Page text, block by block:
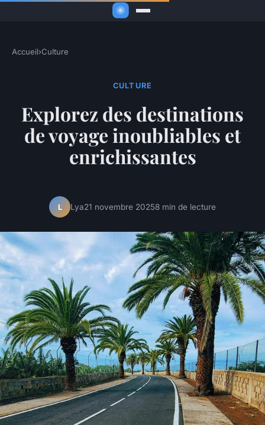
Accueil›Culture
CULTURE
Explorez des destinations
de voyage inoubliables et
enrichissantes
L Lya21 novembre 20258 min de lecture